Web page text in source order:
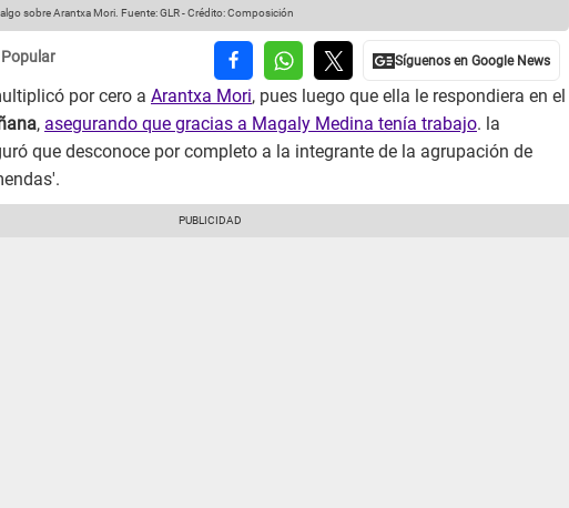
sobre Arantxa Mori. Fuente: GLR-Crédito: Composición
por cero a Arantxa Mori, pues luego que ella le respondiera en el
, asegurando que gracias a Magaly Medina tenía trabajo. la
que desconoce por completo a la integrante de la agrupación de